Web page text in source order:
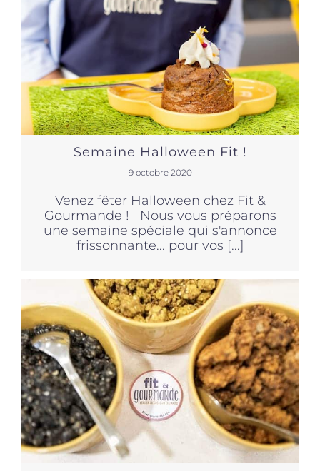
Semaine Halloween Fit !
9 octobre 2020
Venez fêter Halloween chez Fit &
Gourmande ! Nous vous préparons
une semaine spéciale qui s'annonce
frissonnante... pour vos [...]